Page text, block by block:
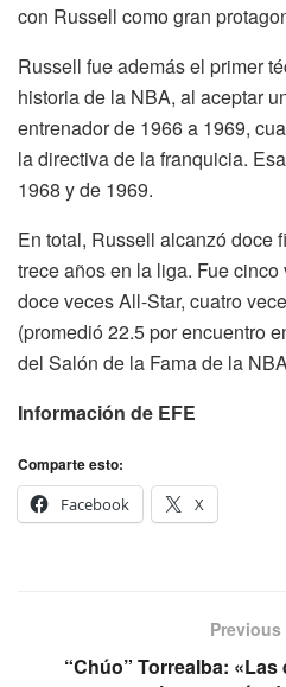
con Russell como gran
Russell fue además el primer
historia de la NBA, al aceptar
entrenador de 1966 a 1969,
la directiva de la franquicia.
1968 y de 1969.
En total, Russell alcanzó doce
trece años en la liga. Fue
doce veces All-Star, cuatro
(promedió 22.5 por encuentro
del Salón de la Fama de la
Información de EFE
Comparte esto:
Facebook
X
Previous
“Chúo” Torrealba: